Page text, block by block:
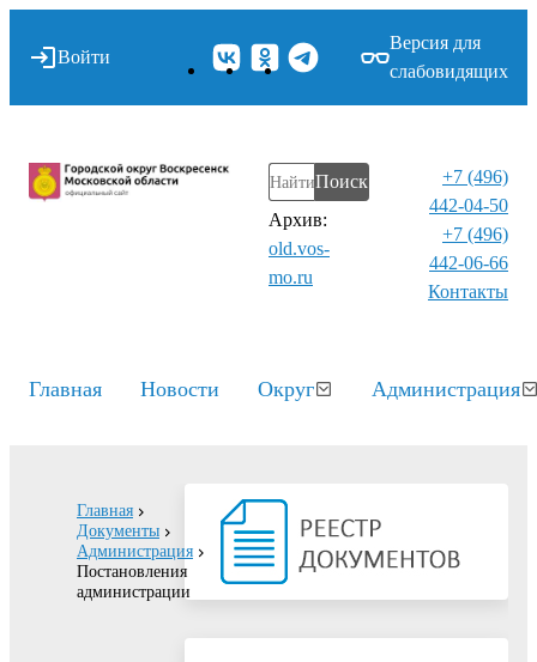
Войти
Версия для
слабовидящих
Поиск
Архив:
old.vos-
mo.ru
+7 (496)
442-04-50
+7 (496)
442-06-66
Контакты⁠
Главная Новости Округ Администрация
Главная
Документы
Администрация
Постановления
администрации